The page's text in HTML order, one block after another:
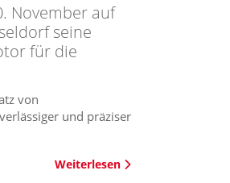
November auf
seine
für die
von
und präziser
Weiterlesen